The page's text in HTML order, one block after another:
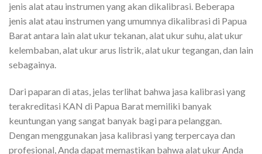
jenis alat atau instrumen yang akan dikalibrasi. Beberapa
jenis alat atau instrumen yang umumnya dikalibrasi di Papua
Barat antara lain alat ukur tekanan, alat ukur suhu, alat ukur
kelembaban, alat ukur arus listrik, alat ukur tegangan, dan lain
sebagainya.
Dari paparan di atas, jelas terlihat bahwa jasa kalibrasi yang
terakreditasi KAN di Papua Barat memiliki banyak
keuntungan yang sangat banyak bagi para pelanggan.
Dengan menggunakan jasa kalibrasi yang terpercaya dan
profesional, Anda dapat memastikan bahwa alat ukur Anda